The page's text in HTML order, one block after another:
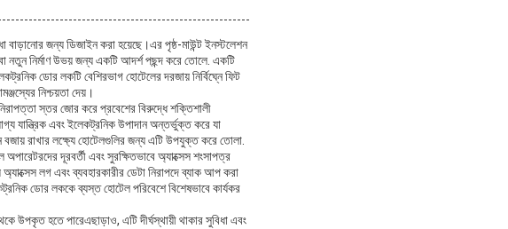
জন্য ডিজাইন করা হয়েছে।এর পৃষ্ঠ-মাউন্ট ইনস্টলেশন
নতুন নির্মাণ উভয় জন্য একটি আদর্শ পছন্দ করে তোলে. একটি
ডোর লকটি বেশিরভাগ হোটেলের দরজায় নির্বিঘ্নে ফিট
নিশ্চয়তা দেয়।
স্তর জোর করে প্রবেশের বিরুদ্ধে শক্তিশালী
যান্ত্রিক এবং ইলেকট্রনিক উপাদান অন্তর্ভুক্ত করে যা
বজায় রাখার লক্ষ্যে হোটেলগুলির জন্য এটি উপযুক্ত করে তোলা.
দূরবর্তী এবং সুরক্ষিতভাবে অ্যাক্সেস শংসাপত্র
লগ এবং ব্যবহারকারীর ডেটা নিরাপদে ব্যাক আপ করা
ডোর লককে ব্যস্ত হোটেল পরিবেশে বিশেষভাবে কার্যকর
উপকৃত হতে পারেএছাড়াও, এটি দীর্ঘস্থায়ী থাকার সুবিধা এবং